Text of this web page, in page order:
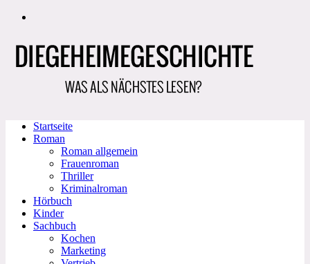
Zum
Startseite
Roman
Roman allgemein
Frauenroman
Thriller
Kriminalroman
Hörbuch
Kinder
Sachbuch
Kochen
Marketing